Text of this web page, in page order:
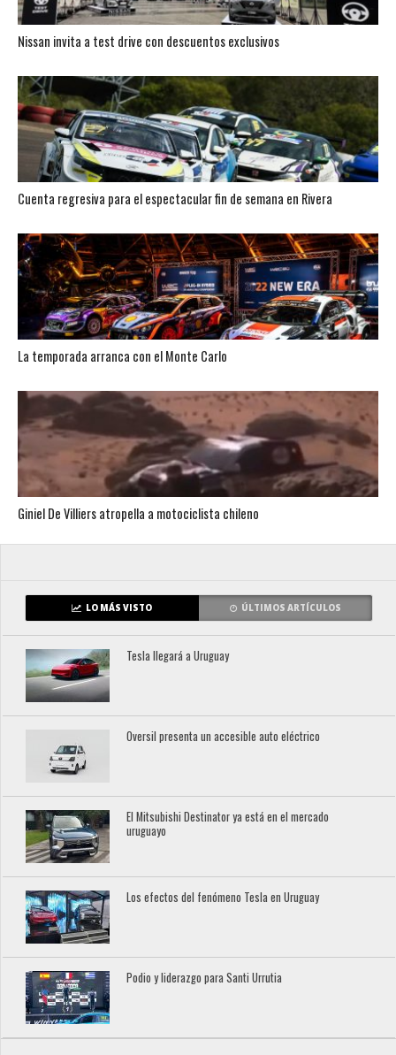
Nissan invita a test drive con descuentos exclusivos
Cuenta regresiva para el espectacular fin de semana en Rivera
La temporada arranca con el Monte Carlo
Giniel De Villiers atropella a motociclista chileno
LO MÁS VISTO ÚLTIMOS ARTÍCULOS
Tesla llegará a Uruguay
Oversil presenta un accesible auto eléctrico
El Mitsubishi Destinator ya está en el mercado
uruguayo
Los efectos del fenómeno Tesla en Uruguay
Podio y liderazgo para Santi Urrutia